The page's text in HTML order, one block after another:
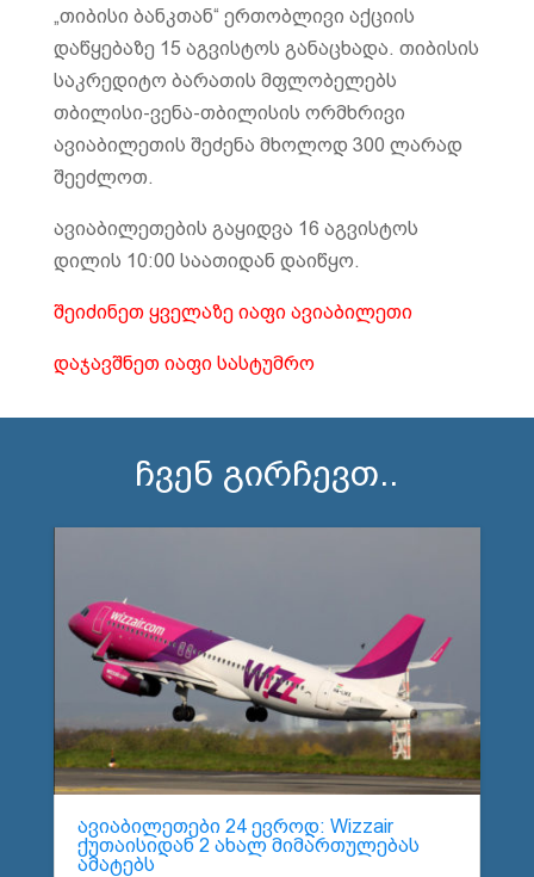
„თიბისი ბანკთან“ ერთობლივი აქციის
დაწყებაზე 15 აგვისტოს განაცხადა. თიბისის
საკრედიტო ბარათის მფლობელებს
თბილისი-ვენა-თბილისის ორმხრივი
ავიაბილეთის შეძენა მხოლოდ 300 ლარად
შეეძლოთ.
ავიაბილეთების გაყიდვა 16 აგვისტოს
დილის 10:00 საათიდან დაიწყო.
შეიძინეთ ყველაზე იაფი ავიაბილეთი
დაჯავშნეთ იაფი სასტუმრო
ჩვენ გირჩევთ..
ავიაბილეთები 24 ევროდ: Wizzair
ქუთაისიდან 2 ახალ მიმართულებას
ამატებს